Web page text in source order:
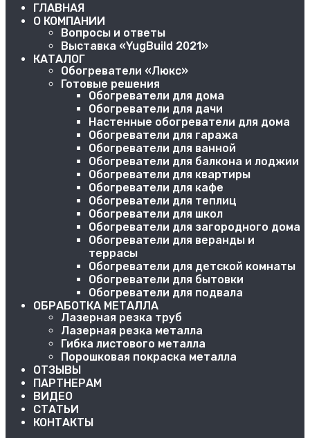
ГЛАВНАЯ
О КОМПАНИИ
Вопросы и ответы
Выставка «YugBuild 2021»
КАТАЛОГ
Обогреватели «Люкс»
Готовые решения
Обогреватели для дома
Обогреватели для дачи
Настенные обогреватели для дома
Обогреватели для гаража
Обогреватели для ванной
Обогреватели для балкона и лоджии
Обогреватели для квартиры
Обогреватели для кафе
Обогреватели для теплиц
Обогреватели для школ
Обогреватели для загородного дома
Обогреватели для веранды и
террасы
Обогреватели для детской комнаты
Обогреватели для бытовки
Обогреватели для подвала
ОБРАБОТКА МЕТАЛЛА
Лазерная резка труб
Лазерная резка металла
Гибка листового металла
Порошковая покраска металла
ОТЗЫВЫ
ПАРТНЕРАМ
ВИДЕО
СТАТЬИ
КОНТАКТЫ